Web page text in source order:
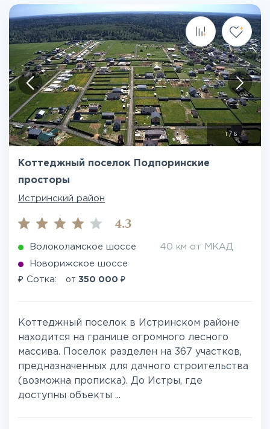
/ 6
Коттеджный поселок Подпоринские
просторы
Истринский район
4.3
Волоколамское шоссе 40 км от МКАД
Новорижское шоссе
₽ Сотка: от 350 000 ₽
Коттеджный поселок в Истринском районе
находится на границе огромного лесного
массива. Поселок разделен на 367 участков,
предназначенных для дачного строительства
(возможна прописка). До Истры, где
доступны объекты ...